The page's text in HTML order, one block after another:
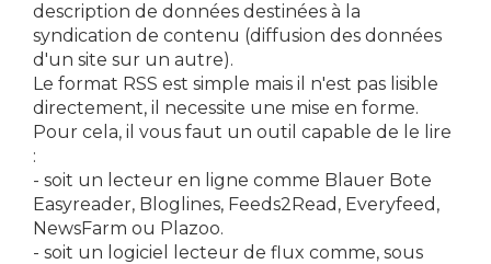
description de données destinées à la
syndication de contenu (diffusion des données
d'un site sur un autre).
Le format RSS est simple mais il n'est pas lisible
directement, il necessite une mise en forme.
Pour cela, il vous faut un outil capable de le lire
:
- soit un lecteur en ligne comme Blauer Bote
Easyreader, Bloglines, Feeds2Read, Everyfeed,
NewsFarm ou Plazoo.
- soit un logiciel lecteur de flux comme, sous